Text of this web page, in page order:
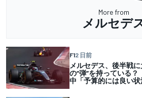
More from
メルセデ
F12 日前
メルセデス、後半戦
の“弾”を持っている
中「予算的には良い状